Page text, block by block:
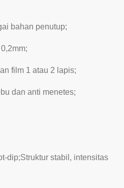
bahan penutup;
film 1 atau 2 lapis;
dan anti menetes;
dip;Struktur stabil, intensitas